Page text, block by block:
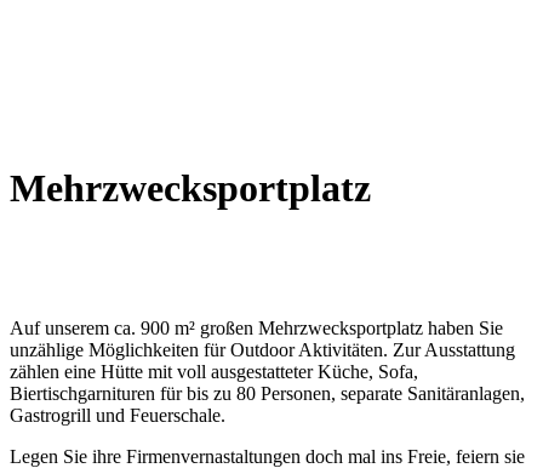
Mehrzwecksportplatz
Auf unserem ca. 900 m² großen Mehrzwecksportplatz haben Sie
unzählige Möglichkeiten für Outdoor Aktivitäten. Zur Ausstattung
zählen eine Hütte mit voll ausgestatteter Küche, Sofa,
Biertischgarnituren für bis zu 80 Personen, separate Sanitäranlagen,
Gastrogrill und Feuerschale.
Legen Sie ihre Firmenvernastaltungen doch mal ins Freie, feiern sie